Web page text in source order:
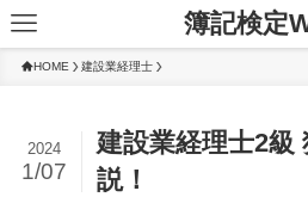
簿記検定
HOME 建設業経理士
建設業経理士2級
説！
2024
1/07